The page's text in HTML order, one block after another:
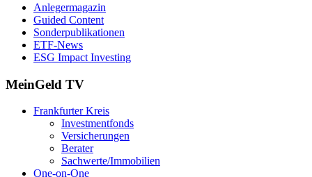
Anlegermagazin
Guided Content
Sonderpublikationen
ETF-News
ESG Impact Investing
MeinGeld TV
Frankfurter Kreis
Investmentfonds
Versicherungen
Berater
Sachwerte/Immobilien
One-on-One